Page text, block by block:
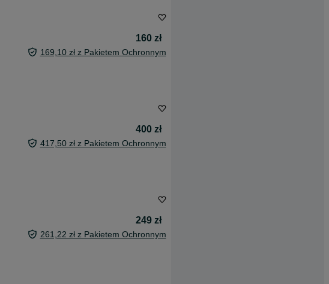
160 zł
169,10 zł z Pakietem Ochronnym
400 zł
417,50 zł z Pakietem Ochronnym
249 zł
261,22 zł z Pakietem Ochronnym